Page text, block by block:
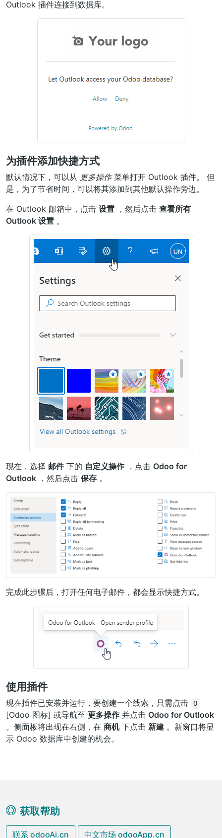
Outlook 插件连接到数据库。
为插件添加快捷方式
默认情况下，可以从 更多操作菜单打开 Outlook 插件。 但
是，为了节省时间，可以将其添加到其他默认操作旁边。
在 Outlook 邮箱中，点击 设置 ，然后点击 查看所有
Outlook 设置 。
现在，选择 邮件下的 自定义操作，点击 Odoo for
Outlook ，然后点击 保存 。
完成此步骤后，打开任何电子邮件，都会显示快捷方式。
使用插件
现在插件已安装并运行，要创建一个线索，只需点击 O
[Odoo 图标] 或导航至 更多操作并点击 Odoo for Outlook
。侧面板将出现在右侧，在 商机下点击 新建 。新窗口将显
示 Odoo 数据库中创建的机会。
获取帮助
联系 odooAi.cn 中文市场 odooApp.cn